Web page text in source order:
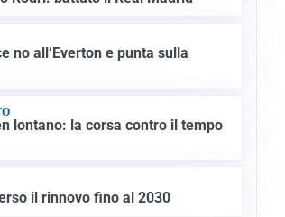
no all’Everton e punta sulla
lontano: la corsa contro il tempo
il rinnovo fino al 2030